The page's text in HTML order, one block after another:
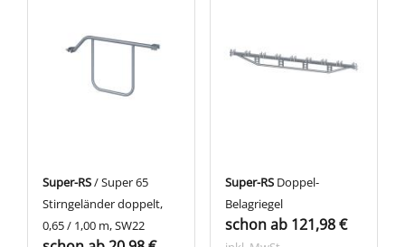
Super-RS/ Super 65
Stirngeländer doppelt,
0,65 / 1,00 m, SW22
Super-RS Doppel-
Belagriegel
schon ab 121,98 €